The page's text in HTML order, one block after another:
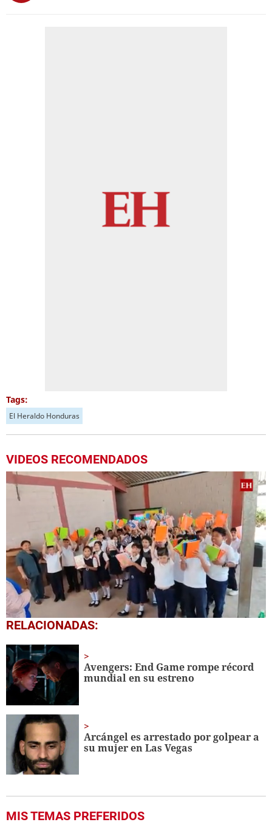
Tags:
El Heraldo Honduras
VIDEOS RECOMENDADOS
0
seconds
1
minute,
56
seconds
RELACIONADAS:
Avengers: End Game rompe récord
mundial en su estreno
Arcángel es arrestado por golpear a
su mujer en Las Vegas
MIS TEMAS PREFERIDOS